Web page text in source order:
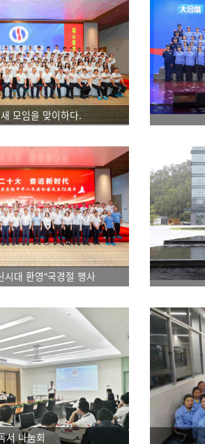
모임을 맞이하다.
시대 환영"국경절 행사
서 나눔회